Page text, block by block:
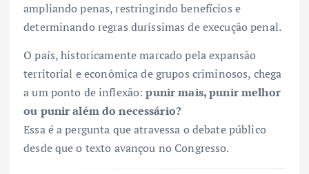
ampliando penas, restringindo benefícios e
determinando regras duríssimas de execução penal.
O país, historicamente marcado pela expansão
territorial e econômica de grupos criminosos, chega
a um ponto de inflexão:punir mais, punir melhor
ou punir além do necessário?
Essa é a pergunta que atravessa o debate público
desde que o texto avançou no Congresso.